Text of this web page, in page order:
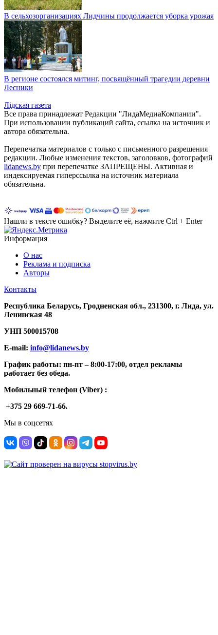
В сельхозорганизациях Лидчины продолжается уборка урожая
В регионе состоялся митинг, посвящённый трагедии деревни
Лесники
Лiдская газета
Все права принадлежат Редакции "ЛидаМедиаКомпании".
При использовании публикаций сайта, ссылка на источник и
автора обязательна.
Перепечатка материалов c только с письменного разрешения
редакции. Любые изменения текстов, заголовков, фотографий
lidanews.by при перепечатке ЗАПРЕЩЕНЫ. Активная и
индексируемая гиперссылка на источник материала
обязательна.
Нашли в тексте ошибку? Выделите её, нажмите Ctrl + Enter
Информация
О нас
Реклама и подписка
Авторы
Контакты
Республика Беларусь, Гродненская обл., 231300, г. Лида, ул.
Ленинская 48
УНП 500015708
E-mail: info@lidanews.by
График работы: пн-пт –8:00-17:00, отдел рекламы
работает без обеда.
Мобильный телефон (Viber) :
+375 29 669-71-66.
Мы в соцсетях